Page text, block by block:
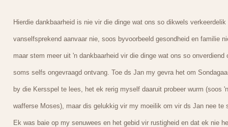
Hierdie dankbaarheid is nie vir die dinge wat ons so dikwels verkeerdelik
vanselfsprekend aanvaar nie, soos byvoorbeeld gesondheid en familie
maar stem meer uit 'n dankbaarheid vir die dinge wat ons so onverdiend
soms selfs ongevraagd ontvang. Toe ds Jan my gevra het om
by die Kersspel te lees, het ek rerig myself daaruit probeer wurm (soos 'n
wafferse Moses), maar dis gelukkig vir my moeilik om vir ds Jan nee te
Ek was baie op my senuwees en het gebid vir rustigheid en dat ek nie